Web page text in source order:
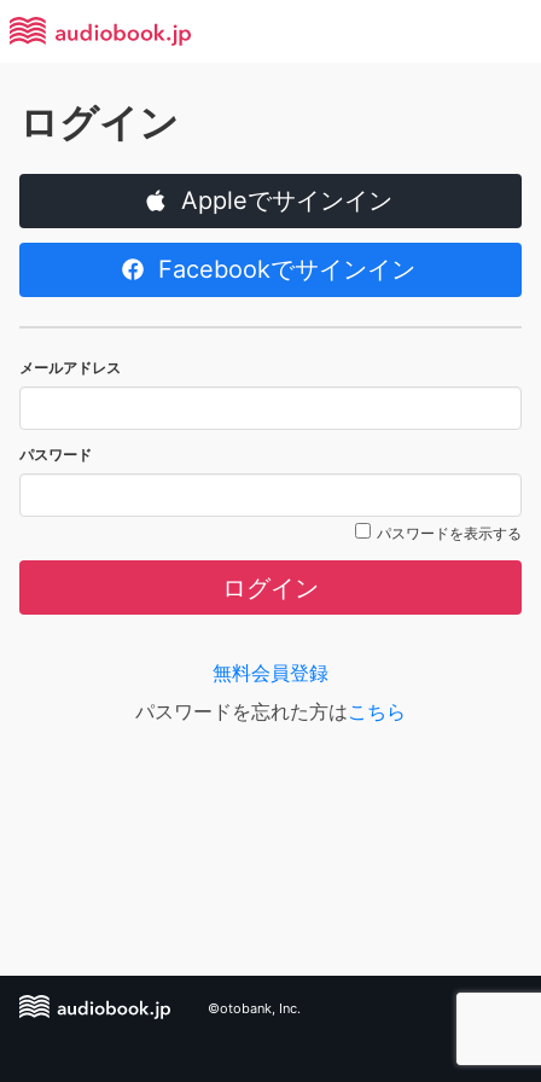
ログイン
Appleでサインイン
Facebookでサインイン
メールアドレス
パスワード
パスワードを表示する
ログイン
無料会員登録
パスワードを忘れた方はこちら
©otobank, Inc.